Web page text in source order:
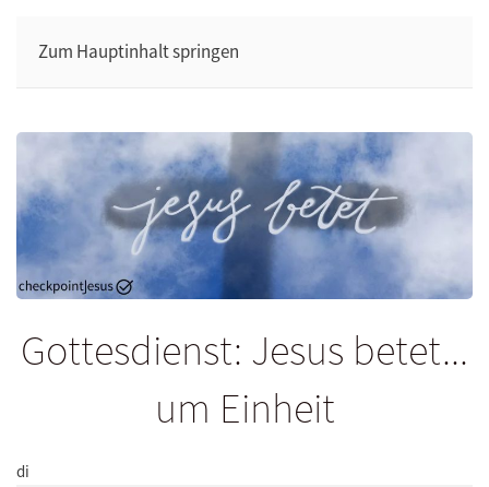
Zum Hauptinhalt springen
Gottesdienst: Jesus betet...
um Einheit
di